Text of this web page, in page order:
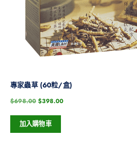
專家蟲草 (60粒/盒)
$698.00 $398.00
加入購物車